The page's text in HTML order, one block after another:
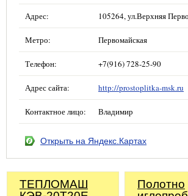
Адрес: 105264, ул.Верхняя
Метро: Первомайская
Телефон: +7(916) 728-25-90
Адрес сайта: http://prostoplitka-msk.ru
Контактное лицо: Владимир
Открыть на Яндекс.Картах
ТЕПЛОМАШ
Полотно